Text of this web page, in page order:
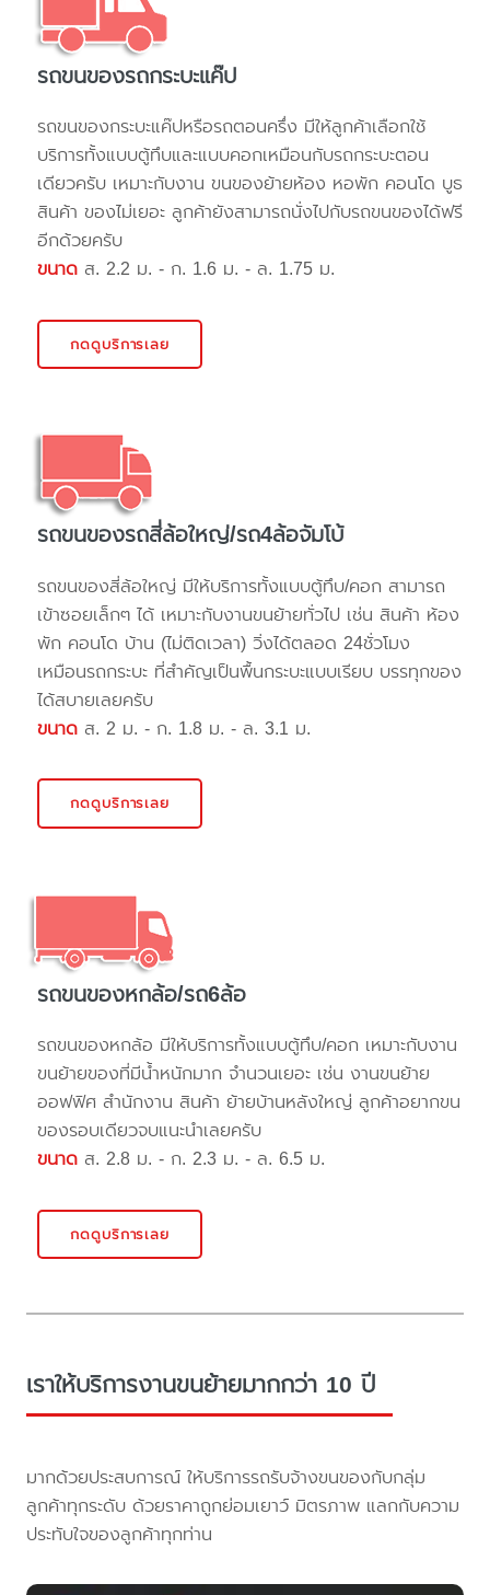
รถขนของรถกระบะแค๊ป
รถขนของกระบะแค๊ปหรือรถตอนครึ่ง มีให้ลูกค้าเลือกใช้
บริการทั้งแบบตู้ทึบและแบบคอกเหมือนกับรถกระบะตอน
เดียวครับ เหมาะกับงาน ขนของย้ายห้อง หอพัก คอนโด บูธ
สินค้า ของไม่เยอะ ลูกค้ายังสามารถนั่งไปกับรถขนของได้ฟรี
อีกด้วยครับ
ขนาด ส. 2.2 ม. - ก. 1.6 ม. - ล. 1.75 ม.
กดดูบริการเลย
รถขนของรถสี่ล้อใหญ่/รถ4ล้อจัมโบ้
รถขนของสี่ล้อใหญ่ มีให้บริการทั้งแบบตู้ทึบ/คอก สามารถ
เข้าซอยเล็กๆ ได้ เหมาะกับงานขนย้ายทั่วไป เช่น สินค้า ห้อง
พัก คอนโด บ้าน (ไม่ติดเวลา) วิ่งได้ตลอด 24ชั่วโมง
เหมือนรถกระบะ ที่สำคัญเป็นพื้นกระบะแบบเรียบ บรรทุกของ
ได้สบายเลยครับ
ขนาด ส. 2 ม. - ก. 1.8 ม. - ล. 3.1 ม.
กดดูบริการเลย
รถขนของหกล้อ/รถ6ล้อ
รถขนของหกล้อ มีให้บริการทั้งแบบตู้ทึบ/คอก เหมาะกับงาน
ขนย้ายของที่มีน้ำหนักมาก จำนวนเยอะ เช่น งานขนย้าย
ออฟฟิศ สำนักงาน สินค้า ย้ายบ้านหลังใหญ่ ลูกค้าอยากขน
ของรอบเดียวจบแนะนำเลยครับ
ขนาด ส. 2.8 ม. - ก. 2.3 ม. - ล. 6.5 ม.
กดดูบริการเลย
เราให้บริการงานขนย้ายมากกว่า 10 ปี
มากด้วยประสบการณ์ ให้บริการรถรับจ้างขนของกับกลุ่ม
ลูกค้าทุกระดับ ด้วยราคาถูกย่อมเยาว์ มิตรภาพ แลกกับความ
ประทับใจของลูกค้าทุกท่าน